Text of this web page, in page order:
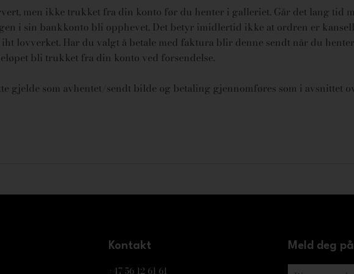
men ikke trukket fra din konto før du henter i galleriet. Går det lang tid
i sin bankkonto bli opphevet. Det betyr imidlertid ikke at ordren er
lovverket. Har du valgt å betale med faktura blir denne sendt når du
bli trukket fra din konto ved forsendelse.
gjelde som avhentet/sendt bilde og betaling gjennomføres som i avsnittet
Kontakt
+47 56 12 61 61
Meld deg